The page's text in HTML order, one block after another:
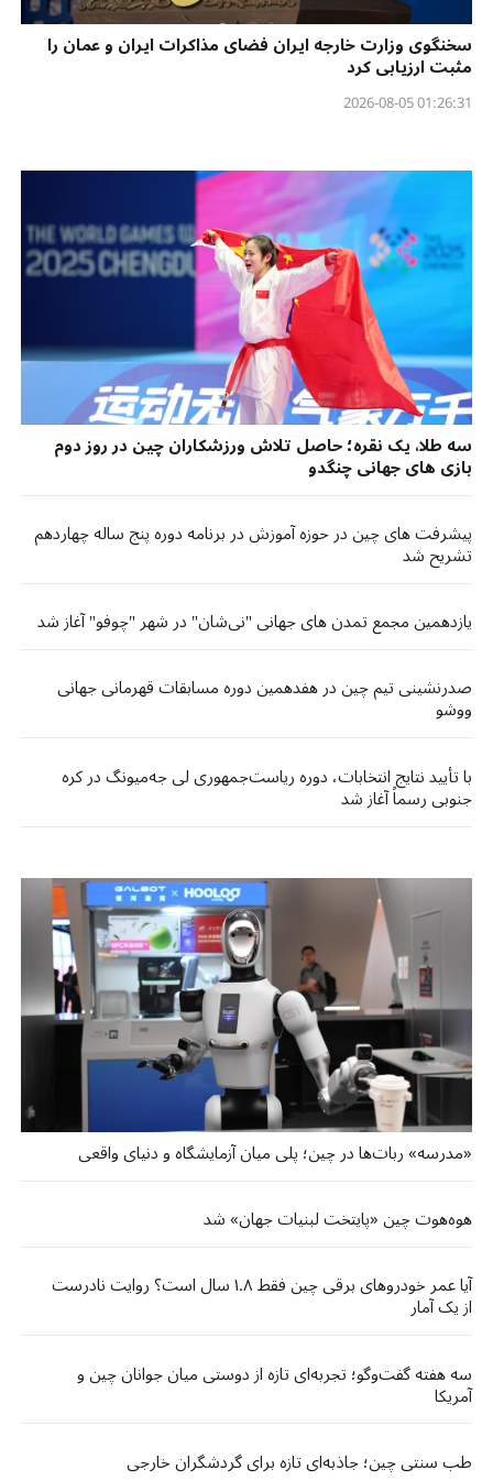
سخنگوی وزارت خارجه ایران فضای مذاکرات ایران و عمان را
مثبت ارزیابی کرد
01:26:31 2026-08-05
سه طلا، یک نقره؛ حاصل تلاش ورزشکاران چین در روز دوم
بازی های جهانی چنگدو
پیشرفت های چین در حوزه آموزش در برنامه دوره پنج ساله چهاردهم
تشریح شد
یازدهمین مجمع تمدن های جهانی "نی‌شان" در شهر "چوفو" آغاز شد
صدرنشینی تیم چین در هفدهمین دوره مسابقات قهرمانی جهانی
ووشو
با تأیید نتایج انتخابات، دوره ریاست‌جمهوری لی جه‌میونگ در کره
جنوبی رسماً آغاز شد
«مدرسه» ربات‌ها در چین؛ پلی میان آزمایشگاه و دنیای واقعی
هوه‌هوت چین «پایتخت لبنیات جهان» شد
آیا عمر خودروهای برقی چین فقط ۱.۸ سال است؟ روایت نادرست
از یک آمار
سه هفته گفت‌وگو؛ تجربه‌ای تازه از دوستی میان جوانان چین و
آمریکا
طب سنتی چین؛ جاذبه‌ای تازه برای گردشگران خارجی